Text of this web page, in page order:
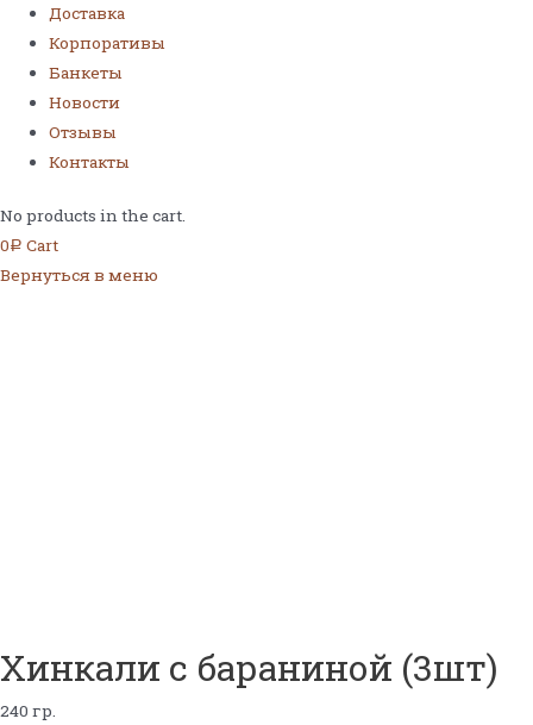
Доставка
Корпоративы
Банкеты
Новости
Отзывы
Контакты
No products in the cart.
0 Р Cart
Вернуться в меню
Хинкали с бараниной (3шт)
240 гр.